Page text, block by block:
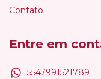
Contato
Entre em
5547991521789